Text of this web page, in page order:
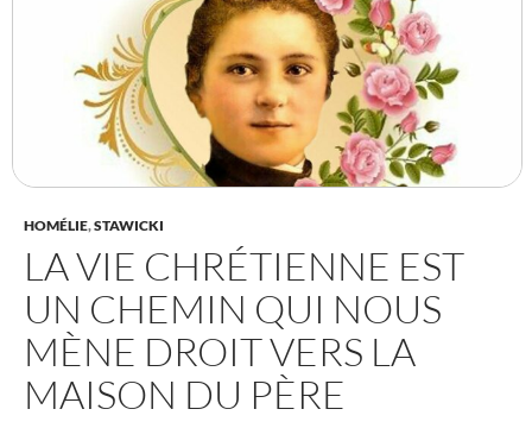
HOMÉLIE,STAWICKI
LA VIE CHRÉTIENNE EST
UN CHEMIN QUI NOUS
MÈNE DROIT VERS LA
MAISON DU PÈRE